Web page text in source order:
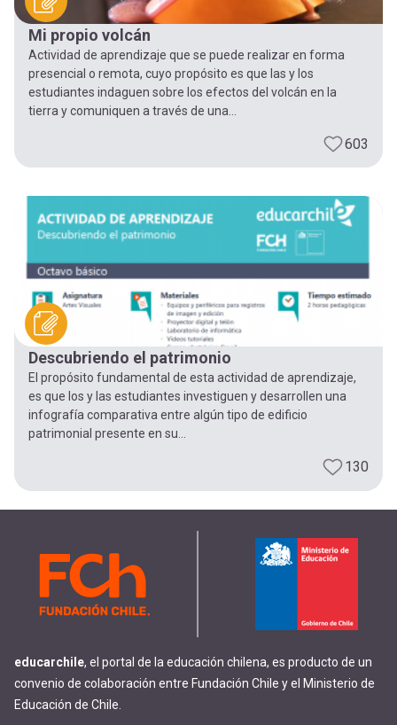
Mi propio volcán
Actividad de aprendizaje que se puede realizar en forma
presencial o remota, cuyo propósito es que las y los
estudiantes indaguen sobre los efectos del volcán en la
tierra y comuniquen a través de una...
603
Descubriendo el patrimonio
El propósito fundamental de esta actividad de aprendizaje,
es que los y las estudiantes investiguen y desarrollen una
infografía comparativa entre algún tipo de edificio
patrimonial presente en su...
130
educarchile, el portal de la educación chilena, es producto de un
convenio de colaboración entre Fundación Chile y el Ministerio de
Educación de Chile.